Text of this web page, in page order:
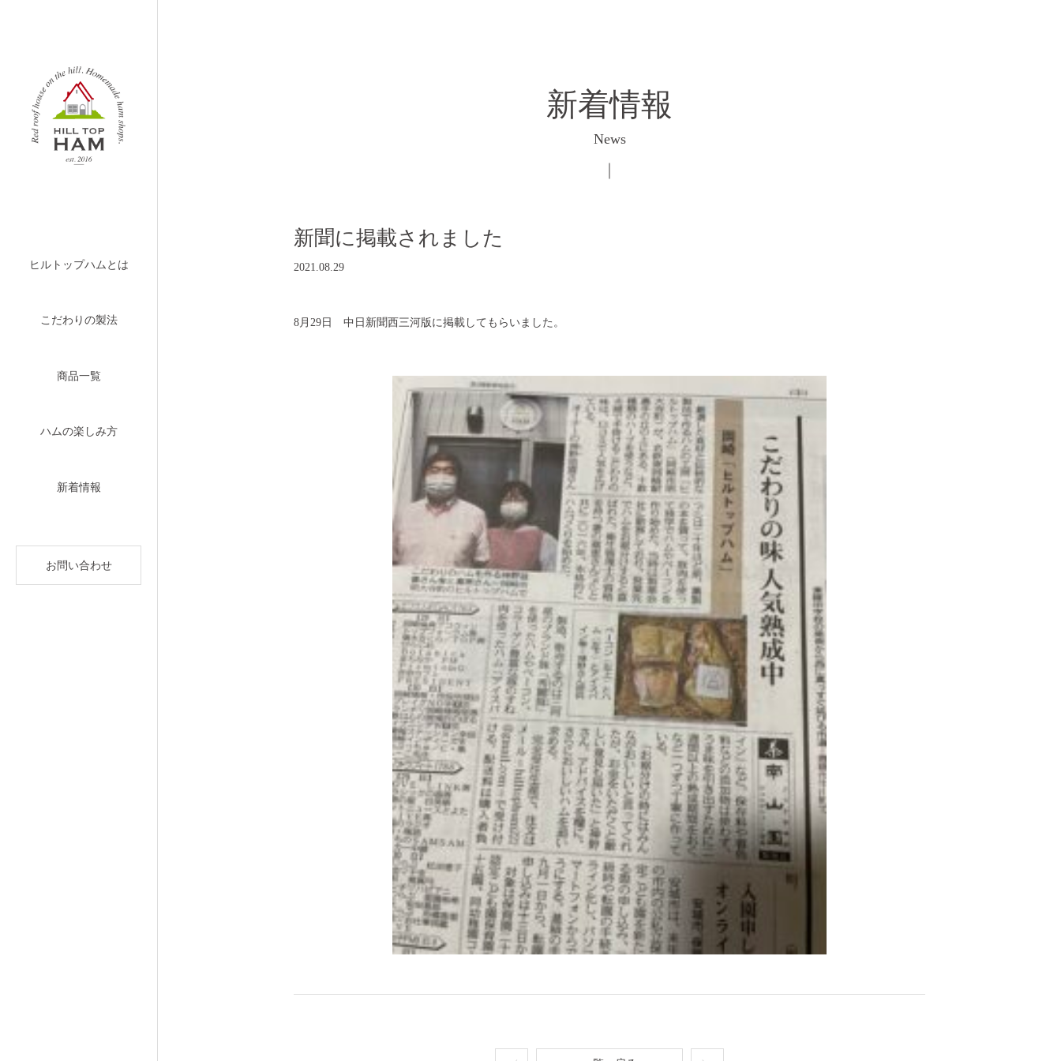
ヒルトップハムとは
こだわりの製法
商品一覧
ハムの楽しみ方
新着情報
お問い合わせ
新着情報
News
新聞に掲載されました
2021.08.29
8月29日 中日新聞西三河版に掲載してもらいました。